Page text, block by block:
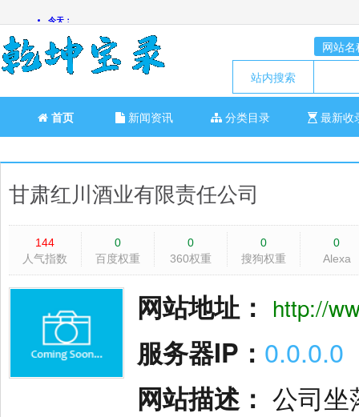
网站名
站内搜索
首页 新闻资讯 分类目录 最新收
甘肃红川酒业有限责任公司
144
人气指数
0
百度权重
0
360权重
0
搜狗权重
0
Alexa
网站地址： http://
服务器IP： 0.0.0.0
网站描述： 公司坐